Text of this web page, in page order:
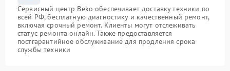
Сервисный центр Beko обеспечивает доставку техники по
всей РФ, бесплатную диагностику и качественный ремонт,
включая срочный ремонт. Клиенты могут отслеживать
статус ремонта онлайн. Также предоставляется
постгарантийное обслуживание для продления срока
службы техники